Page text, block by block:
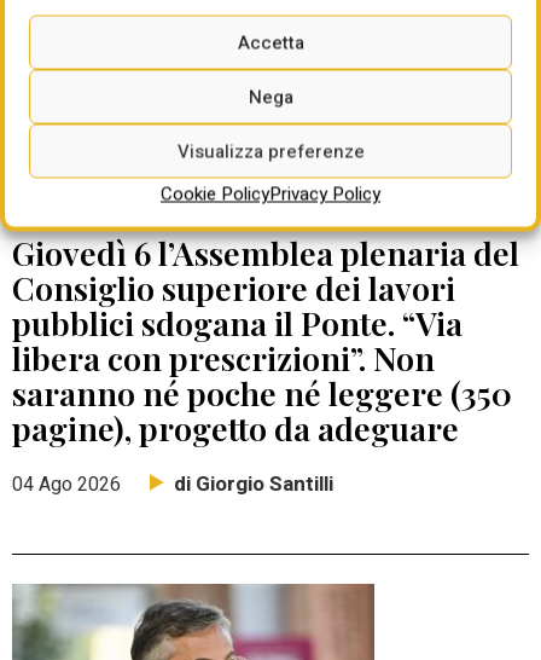
Accetta
Nega
Visualizza preferenze
Cookie PolicyPrivacy Policy
DATE DA RICORDARE
Giovedì 6 l’Assemblea plenaria del
Consiglio superiore dei lavori
pubblici sdogana il Ponte. “Via
libera con prescrizioni”. Non
saranno né poche né leggere (350
pagine), progetto da adeguare
04 Ago 2026 di Giorgio Santilli